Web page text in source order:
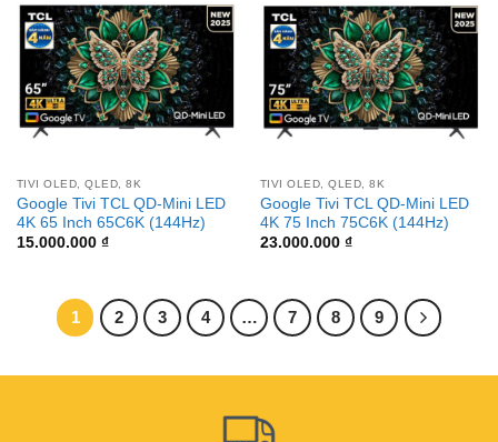
TIVI OLED, QLED, 8K
Google Tivi TCL QD-Mini LED
4K 65 Inch 65C6K (144Hz)
15.000.000 ₫
TIVI OLED, QLED, 8K
Google Tivi TCL QD-Mini LED
4K 75 Inch 75C6K (144Hz)
23.000.000 ₫
1 2 3 4 … 7 8 9